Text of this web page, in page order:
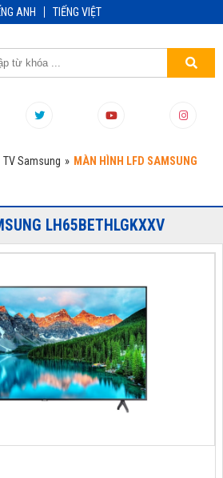
ANH TIẾNG VIỆT
TV Samsung » MÀN HÌNH LFD SAMSUNG
LH65BETHLGKXXV